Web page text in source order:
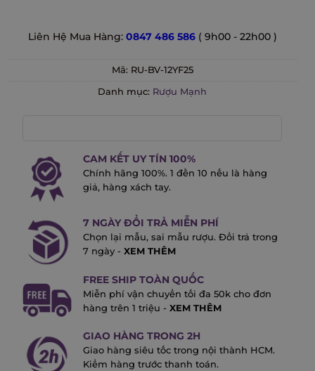
Liên Hệ Mua Hàng: 0847 486 586 ( 9h00 - 22h00 )
Mã: RU-BV-12YF25
Danh mục: Rượu Mạnh
CAM KẾT UY TÍN 100%
Chính hãng 100%. 1 đền 10 nếu là hàng
giả, hàng xách tay.
7 NGÀY ĐỔI TRẢ MIỄN PHÍ
Chọn lại mẫu, sai mẫu rượu. Đổi trả trong
7 ngày - XEM THÊM
FREE SHIP TOÀN QUỐC
Miễn phí vận chuyển tối đa 50k cho đơn
hàng trên 1 triệu - XEM THÊM
GIAO HÀNG TRONG 2H
Giao hàng siêu tốc trong nội thành HCM.
Kiểm hàng trước thanh toán.